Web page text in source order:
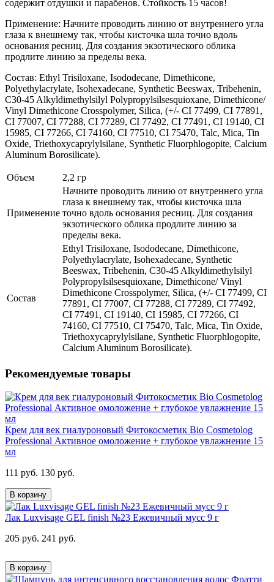
содержит отдушки и парабенов. Стойкость 15 часов!
Применение: Начните проводить линию от внутреннего угла
глаза к внешнему так, чтобы кисточка шла точно вдоль
основания ресниц. Для создания экзотического облика
продлите линию за пределы века.
Состав: Ethyl Trisiloxane, Isododecane, Dimethicone,
Polyethylacrylate, Isohexadecane, Synthetic Beeswax, Tribehenin,
C30-45 Alkyldimethylsilyl Polypropylsilsesquioxane, Dimethicone/
Vinyl Dimethicone Crosspolymer, Silica, (+/- CI 77499, CI 77891,
CI 77007, CI 77288, CI 77289, CI 77492, CI 77491, CI 19140, CI
15985, CI 77266, CI 74160, CI 77510, CI 75470, Talc, Mica, Tin
Oxide, Triethoxycaprylylsilane, Synthetic Fluorphlogopite, Calcium
Aluminum Borosilicate).
Объем 2,2 гр
Применение
Начните проводить линию от внутреннего угла
глаза к внешнему так, чтобы кисточка шла
точно вдоль основания ресниц. Для создания
экзотического облика продлите линию за
пределы века.
Состав
Ethyl Trisiloxane, Isododecane, Dimethicone,
Polyethylacrylate, Isohexadecane, Synthetic
Beeswax, Tribehenin, C30-45 Alkyldimethylsilyl
Polypropylsilsesquioxane, Dimethicone/ Vinyl
Dimethicone Crosspolymer, Silica, (+/- CI 77499, CI
77891, CI 77007, CI 77288, CI 77289, CI 77492,
CI 77491, CI 19140, CI 15985, CI 77266, CI
74160, CI 77510, CI 75470, Talc, Mica, Tin Oxide,
Triethoxycaprylylsilane, Synthetic Fluorphlogopite,
Calcium Aluminum Borosilicate).
Рекомендуемые товары
Крем для век гиалуроновый Фитокосметик Bio Cosmetolog
Professional Активное омоложение + глубокое увлажнение 15
мл
111 руб. 130 руб.
В корзину
Лак Luxvisage GEL finish №23 Ежевичный мусс 9 г
205 руб. 241 руб.
В корзину